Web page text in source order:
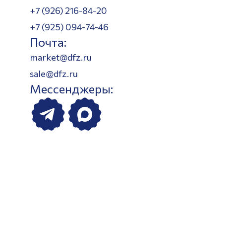
+7 (926) 216-84-20
+7 (925) 094-74-46
Почта:
market@dfz.ru
sale@dfz.ru
Мессенджеры: